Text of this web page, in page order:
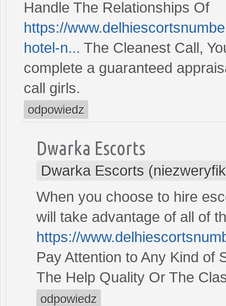
Handle The Relationships Of
https://
hotel-n... The Cleanest Call,
complete a guaranteed
call girls.
odpowiedz
Dwarka Escorts
Dwarka Escorts
When you choose to hire
will take advantage of all of
https://
Pay Attention to Any Kind of
The Help Quality Or The
odpowiedz